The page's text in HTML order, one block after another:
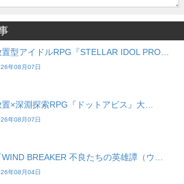
置型アイドルRPG『STELLAR IDOL PRO…
年08月07日
置×深淵探索RPG『ドットアビス』大…
年08月07日
WIND BREAKER 不良たちの英雄譚（ウ…
年08月04日